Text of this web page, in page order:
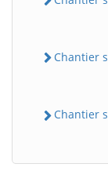
Chantier
Chantier